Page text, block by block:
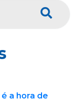
a hora de